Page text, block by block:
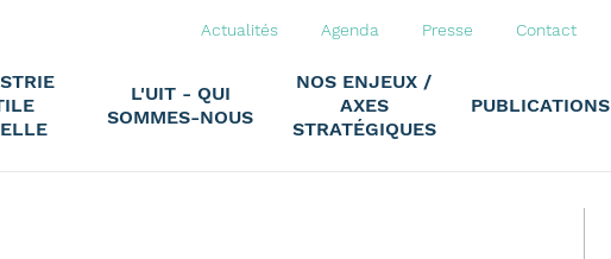
Actualités Agenda Presse Contact
L'UIT - QUI
SOMMES-NOUS
NOS ENJEUX /
AXES
STRATÉGIQUES
PUBLICATIONS